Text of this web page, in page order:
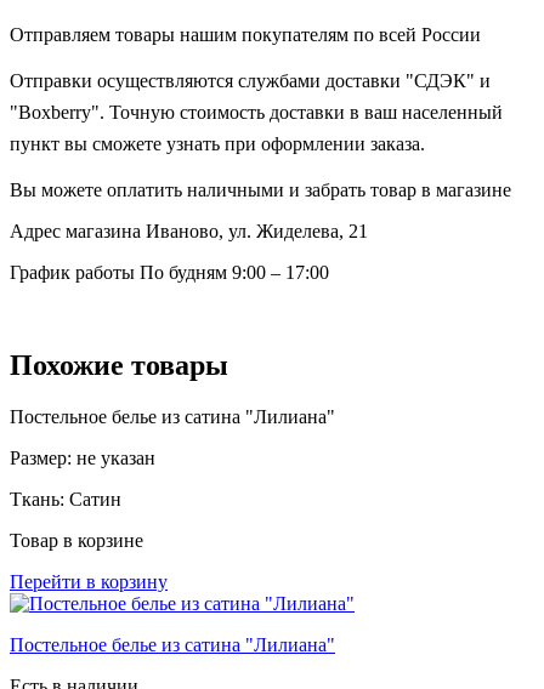
Отправляем товары нашим покупателям по всей России
Отправки осуществляются службами доставки "СДЭК" и
"Boxberry". Точную стоимость доставки в ваш населенный
пункт вы сможете узнать при оформлении заказа.
Вы можете оплатить наличными и забрать товар в магазине
Адрес магазина Иваново, ул. Жиделева, 21
График работы По будням 9:00 – 17:00
Похожие товары
Постельное белье из сатина "Лилиана"
Размер: не указан
Ткань: Сатин
Товар в корзине
Перейти в корзину
Постельное белье из сатина "Лилиана"